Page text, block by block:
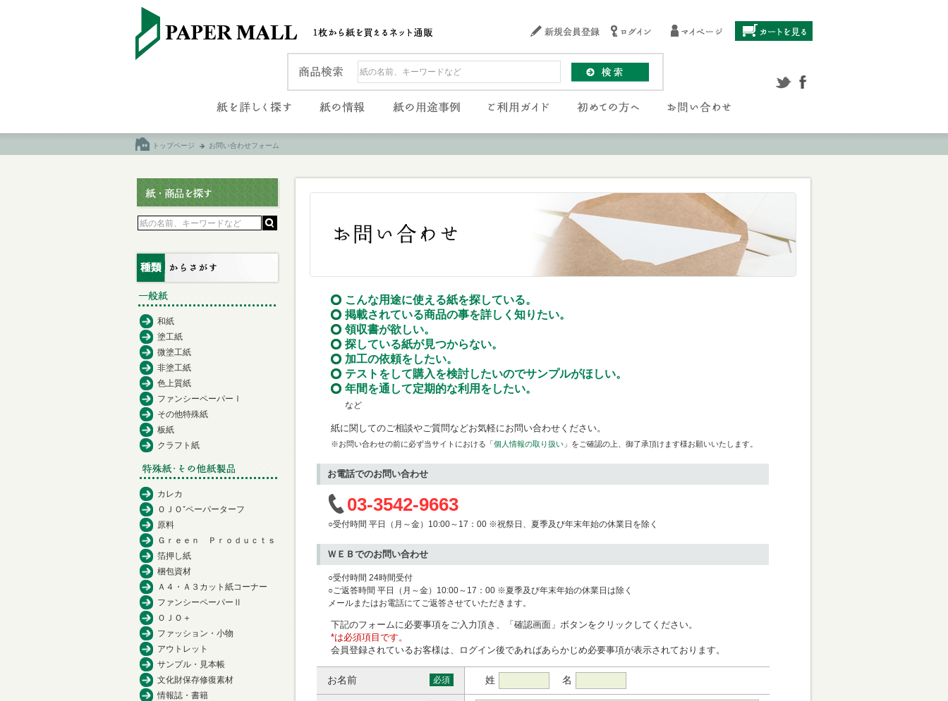
トップページ お問い合わせフォーム
こんな用途に使える紙を探している。
掲載されている商品の事を詳しく知りたい。
領収書が欲しい。
探している紙が見つからない。
加工の依頼をしたい。
テストをして購入を検討したいのでサンプルがほしい。
年間を通して定期的な利用をしたい。
など
紙に関してのご相談やご質問などお気軽にお問い合わせください。
※お問い合わせの前に必ず当サイトにおける「個人情報の取り扱い 」をご確認の上、御了承頂けます様お願いいたします。
お電話でのお問い合わせ
03-3542-9663
○受付時間 平日（月～金）10:00～17：00 ※祝祭日、夏季及び年末年始の休業日を除く
ＷＥＢでのお問い合わせ
○受付時間 24時間受付
○ご返答時間 平日（月～金）10:00～17：00 ※夏季及び年末年始の休業日は除く
メールまたはお電話にてご返答させていただきます。
下記のフォームに必要事項をご入力頂き、「確認画面」ボタンをクリックしてください。
*は必須項目です。
会員登録されているお客様は、ログイン後であればあらかじめ必要事項が表示されております。
お名前 必須 姓 名
和紙
塗工紙
微塗工紙
非塗工紙
色上質紙
ファンシーペーパーⅠ
その他特殊紙
板紙
クラフト紙
カレカ
ＯＪＯ⁺ペーパーターフ
原料
Ｇｒｅｅｎ Ｐｒｏｄｕｃｔｓ
箔押し紙
梱包資材
Ａ４・Ａ３カット紙コーナー
ファンシーペーパーⅡ
ＯＪＯ＋
ファッション・小物
アウトレット
サンプル・見本帳
文化財保存修復素材
情報誌・書籍